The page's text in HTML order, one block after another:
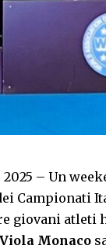
2025 – Un
Campionati
giovani atleti
Viola Monaco